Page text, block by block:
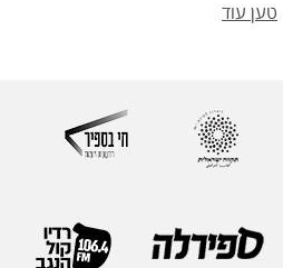
טען עוד